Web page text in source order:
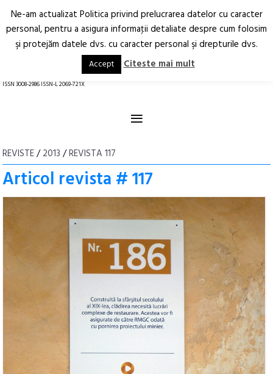
Arhitectură.
Oraș.
RO EN
ISSN 3008-2986 ISSN-L 2069-721X
≡
REVISTE/2013 /REVISTA 117
Articol revista # 117
Ne-am actualizat Politica privind prelucrarea datelor cu caracter
personal, pentru a asigura informaţii detaliate despre cum folosim
şi protejăm datele dvs. cu caracter personal şi drepturile dvs.
Accept Citeste mai mult